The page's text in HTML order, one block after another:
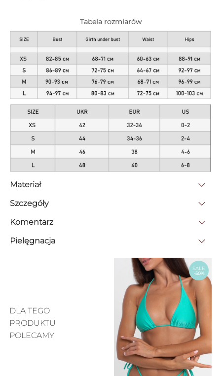
Tabela rozmiarów
Materiał
Szczegóły
Komentarz
Pielęgnacja
DLA TEGO
PRODUKTU
POLECAMY
SALE
-50%